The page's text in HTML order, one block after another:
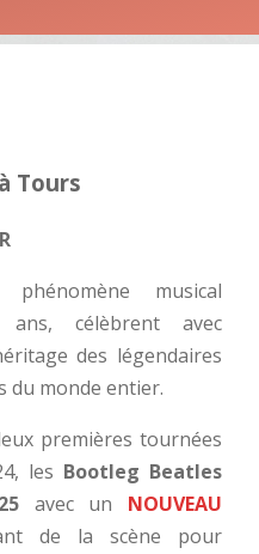
Tours
phénomène musical
célèbrent avec
des légendaires
du monde entier.
premières tournées
les Bootleg Beatles
avec un NOUVEAU
de la scène pour